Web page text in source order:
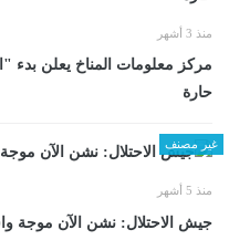
منذ 3 أشهر
مركز معلومات المناخ يعلن
حارة
غير مصنف
منذ 5 أشهر
جيش الاحتلال: نشن الآن موجة